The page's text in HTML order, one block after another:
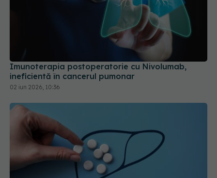
Imunoterapia postoperatorie cu Nivolumab,
ineficientă în cancerul pumonar
02 iun 2026, 10:36